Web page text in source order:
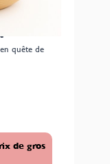
artificiel
permanent.
quête de
de gros